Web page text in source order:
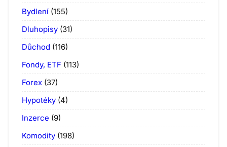
Bydlení (155)
Dluhopisy (31)
Důchod (116)
Fondy, ETF (113)
Forex (37)
Hypotéky (4)
Inzerce (9)
Komodity (198)